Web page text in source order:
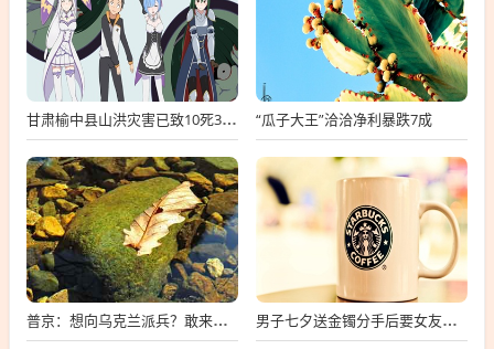
甘肃榆中县山洪灾害已致10死33失联 “瓜子大王”洽洽净利暴跌7成
普京：想向乌克兰派兵？敢来就打，普京，敢派兵到乌克兰，将面临严厉反击 男子七夕送金镯分手后要女友还钱